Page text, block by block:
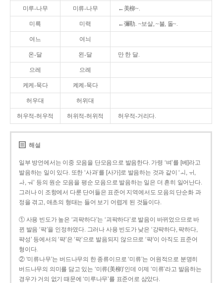
미루-나무 미류-나무 ←美柳~.
미륵 미력 ←彌勒. ~보살, ~불, 돌~.
여느 여늬
온-달 왼-달 만 한 달.
으레 으례
케케-묵다 켸켸-묵다
허우대 허위대
허우적-허우적 허위적-허위적 허우적-거리다.
해설
일부 방언에서는 이중 모음을 단모음으로 발음한다. 가령 ‘벼’를 [베]라고
발음하는 일이 있다. 또한 ‘사과’를 [사가]로 발음하는 것과 같이 ‘ㅚ, ㅟ,
ㅘ, ㅝ’ 등의 원순 모음을 평순 모음으로 발음하는 일은 더 흔히 일어난다.
그러나 이 조항에서 다룬 단어들은 표준어 지역에서도 모음의 단순화 과
정을 겪고, 애초의 형태는 들어 보기 어렵게 된 것들이다.
① 사용 빈도가 높은 ‘괴퍅하다’는 ‘괴팍하다’로 발음이 바뀌었으므로 바
뀐 발음 ‘팍’을 인정하였다. 그러나 사용 빈도가 낮은 ‘강퍅하다, 퍅하다,
퍅성’ 등에서의 ‘퍅’은 ‘팍’으로 발음되지 않으므로 ‘퍅’이 아직도 표준어
형이다.
② ‘미류나무’는 버드나무의 한 종류이므로 ‘미류’는 어원적으로 분명히
버드나무의 의미를 담고 있는 ‘미류(美柳)’인데 이제 ‘미류’라고 발음하는
경우가 거의 없기 때문에 ‘미루나무’를 표준어로 삼았다.